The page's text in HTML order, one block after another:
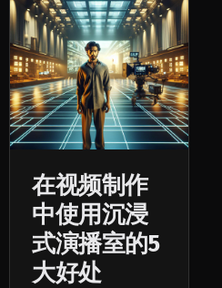
在视频制作
中使用沉浸
式演播室的5
大好处